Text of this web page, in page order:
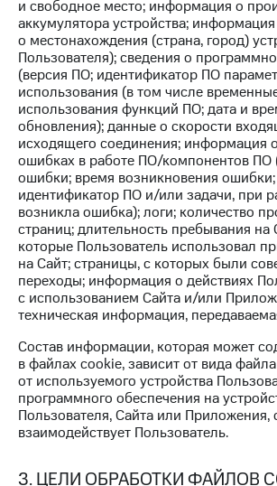
Акции
Приложения
КИОН
КИОН
Музыка
КИОН
Строки
Live
Гудок
Мой
МТС
приложения
Финансы
Инвестиции
Получайте
доход
Страхование
Страхование
Покупка
полисов
онлайн
Скидка 30%
на связь
С картой
МТС
Деньги
МТС
Накопления
Откладывайте
деньги
и получайте
Акции
Условия
пополнения
Скидка
на связь
и свободное место; информация о
аккумулятора устройства; информация
о местонахождения (страна, город)
Пользователя); сведения о
(версия ПО; идентификатор ПО
использования (в том числе
использования функций ПО; дата и
обновления); данные о скорости
исходящего соединения; информация
ошибках в работе ПО/компонентов ПО
ошибки; время возникновения ошибки;
идентификатор ПО и/или задачи, при
возникла ошибка); логи; количество
страниц; длительность пребывания на
которые Пользователь использовал
на Сайт; страницы, с которых были
переходы; информация о действиях
с использованием Сайта и/или
техническая информация,
Состав информации, которая может
в файлах cookie, зависит от вида
от используемого устройства
программного обеспечения на
Пользователя, Сайта или Приложения,
взаимодействует Пользователь.
3. ЦЕЛИ ОБРАБОТКИ ФАЙЛОВ